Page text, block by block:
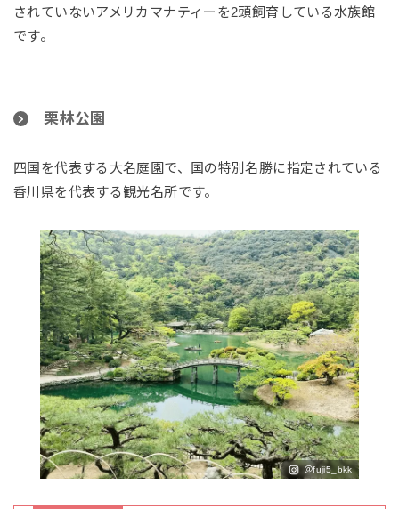
されていないアメリカマナティーを2頭飼育している水族館
です。
栗林公園
四国を代表する大名庭園で、国の特別名勝に指定されている
香川県を代表する観光名所です。
＠fuji5_bkk